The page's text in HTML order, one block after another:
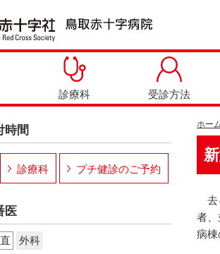
診療科 受診方法
ホー
去
者
病棟
時間
診療科
プチ健診のご予約
医
外科